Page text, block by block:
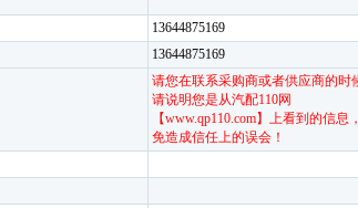
13644875169
13644875169
请您在联系采购商或者供应商的时
请说明您是从汽配110网
【www.qp110.com】上看到的信息
免造成信任上的误会！